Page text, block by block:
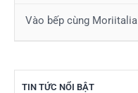
Vào bếp cùng Moriitalia
TIN TỨC NỔI BẬT